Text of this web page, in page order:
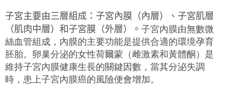
子宮主要由三層組成：子宮內膜（內層）、子宮肌層
（肌肉中層）和子宮膜（外層）。 子宮內膜由無數微
絲血管組成，內膜的主要功能是提供合適的環境孕育
胚胎。卵巢分泌的女性荷爾蒙（雌激素和黃體酮）是
維持子宮內膜健康生長的關鍵因數，當其分泌失調
時，患上子宮內膜癌的風險便會增加。